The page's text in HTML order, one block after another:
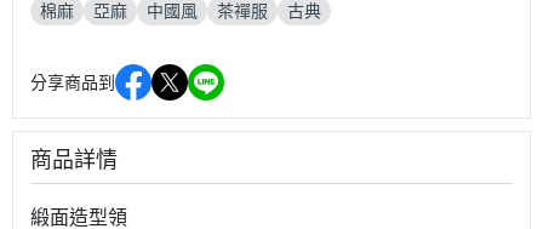
棉麻 亞麻 中國風 茶禪服 古典
分享商品到
商品詳情
緞面造型領